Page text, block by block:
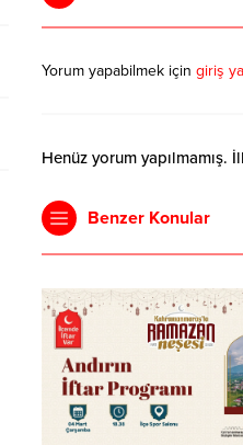
Yorum yapabilmek için giriş
Henüz yorum yapılmamış.
Benzer Konular